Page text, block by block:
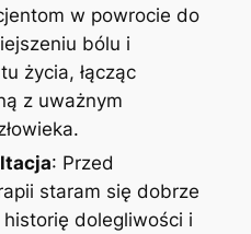
w powrocie do
bólu i
życia, łącząc
z uważnym
: Przed
staram się dobrze
dolegliwości i